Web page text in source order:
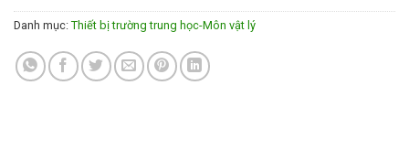
Danh mục: Thiết bị trường trung học-Môn vật lý